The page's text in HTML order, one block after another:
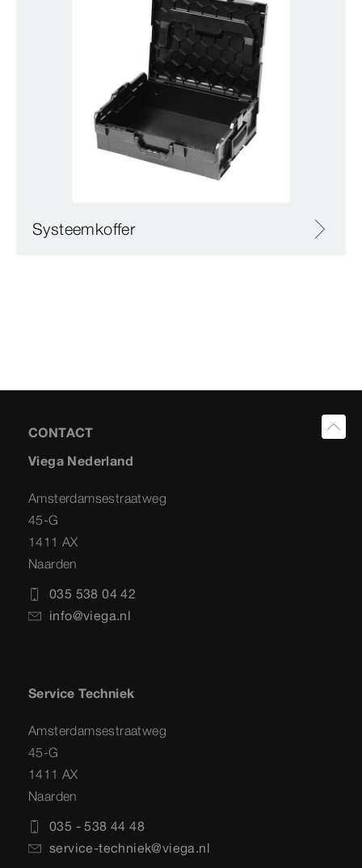
Systeemkoffer
CONTACT
Viega Nederland
Amsterdamsestraatweg
45-G
1411 AX
Naarden
035 538 04 42
info@viega.nl
Service Techniek
Amsterdamsestraatweg
45-G
1411 AX
Naarden
035 - 538 44 48
service-techniek@viega.nl